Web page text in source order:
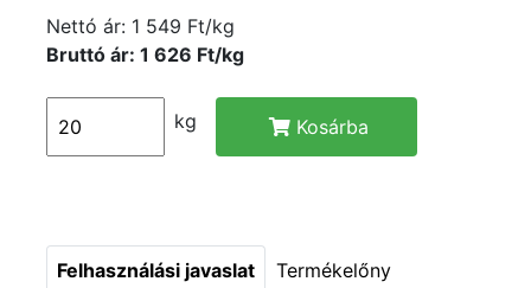
Nettó ár: 1 549 Ft/kg
Bruttó ár: 1 626 Ft/kg
kg Kosárba
Felhasználási javaslat Termékelőny